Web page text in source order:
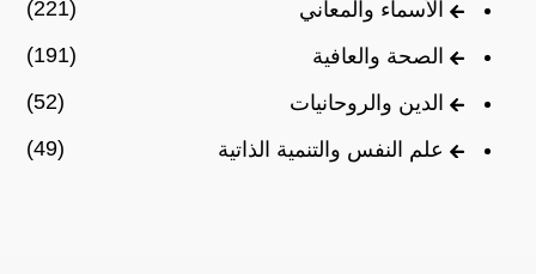
الأسماء والمعاني
(221)
الصحة والعافية
(191)
الدين والروحانيات
(52)
علم النفس والتنمية الذاتية
(49)